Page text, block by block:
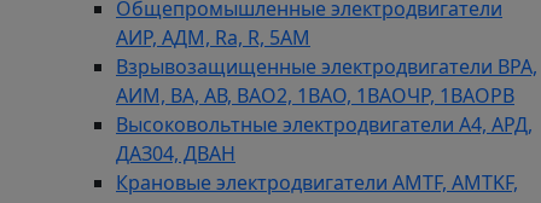
Общепромышленные электродвигатели
АИР, АДМ, Ra, R, 5AM
Взрывозащищенные электродвигатели ВРА,
АИМ, ВА, АВ, ВАO2, 1ВАО, 1ВАОЧР, 1ВАОРВ
Высоковольтные электродвигатели A4, АРД,
ДАЗ04, ДВАН
Крановые электродвигатели AMTF, AMTKF,